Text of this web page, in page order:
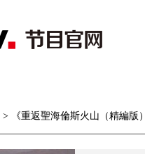
財經 綜藝 中文國際 體育
> 《重返聖海倫斯火山（精編版